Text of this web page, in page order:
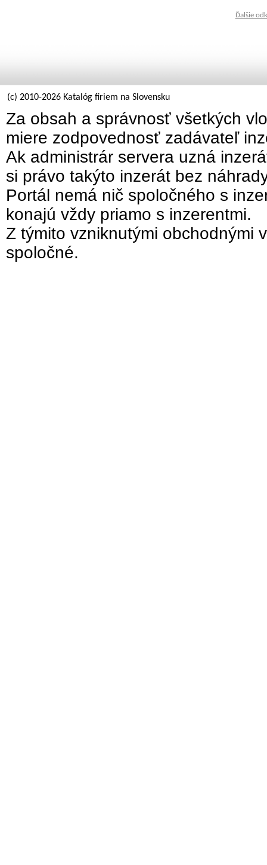
Ďalšie
(c) 2010-2026 Katalóg firiem na Slovensku
Za obsah a správnosť všetkých
miere zodpovednosť zadávateľ
Ak administrár servera uzná
si právo takýto inzerát bez
Portál nemá nič spoločného s
konajú vždy priamo s inzerentmi.
Z týmito vzniknutými obchodnými
spoločné.